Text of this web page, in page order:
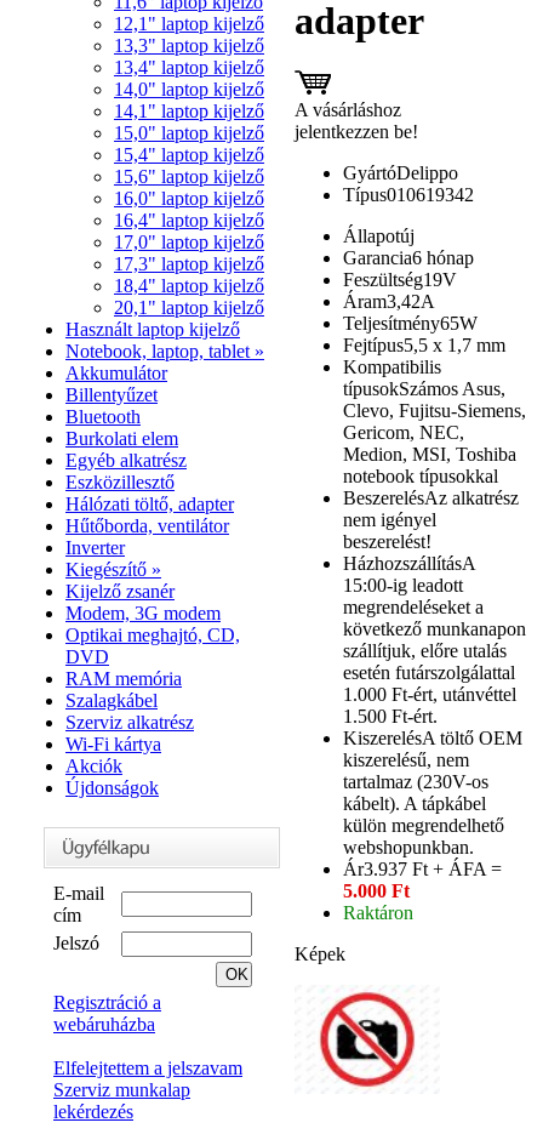
12,1" laptop kijelző
13,3" laptop kijelző
13,4" laptop kijelző
14,0" laptop kijelző
14,1" laptop kijelző
15,0" laptop kijelző
15,4" laptop kijelző
15,6" laptop kijelző
16,0" laptop kijelző
16,4" laptop kijelző
17,0" laptop kijelző
17,3" laptop kijelző
18,4" laptop kijelző
20,1" laptop kijelző
Használt laptop kijelző
Notebook, laptop, tablet »
Akkumulátor
Billentyűzet
Bluetooth
Burkolati elem
Egyéb alkatrész
Eszközillesztő
Hálózati töltő, adapter
Hűtőborda, ventilátor
Inverter
Kiegészítő »
Kijelző zsanér
Modem, 3G modem
Optikai meghajtó, CD,
DVD
RAM memória
Szalagkábel
Szerviz alkatrész
Wi-Fi kártya
Akciók
Újdonságok
E-mail
cím
Jelszó
Regisztráció a
webáruházba
Elfelejtettem a jelszavam
Szerviz munkalap
lekérdezés
adapter
A vásárláshoz
jelentkezzen be!
GyártóDelippo
Típus010619342
Állapotúj
Garancia6 hónap
Feszültség19V
Áram3,42A
Teljesítmény65W
Fejtípus5,5 x 1,7 mm
Kompatibilis
típusokSzámos Asus,
Clevo, Fujitsu-Siemens,
Gericom, NEC,
Medion, MSI, Toshiba
notebook típusokkal
BeszerelésAz alkatrész
nem igényel
beszerelést!
HázhozszállításA
15:00-ig leadott
megrendeléseket a
következő munkanapon
szállítjuk, előre utalás
esetén futárszolgálattal
1.000 Ft-ért, utánvéttel
1.500 Ft-ért.
KiszerelésA töltő OEM
kiszerelésű, nem
tartalmaz (230V-os
kábelt). A tápkábel
külön megrendelhető
webshopunkban.
Ár3.937 Ft + ÁFA =
5.000 Ft
Raktáron
Képek